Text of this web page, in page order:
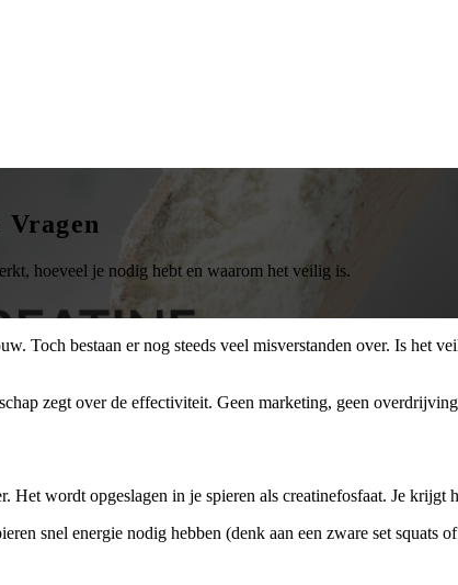
Vragen
hoeveel je nodig hebt en waarom het veilig is.
Toch bestaan er nog steeds veel misverstanden over. Is het
zegt over de effectiviteit. Geen marketing, geen
Het wordt opgeslagen in je spieren als creatinefosfaat. Je
snel energie nodig hebben (denk aan een zware set squats